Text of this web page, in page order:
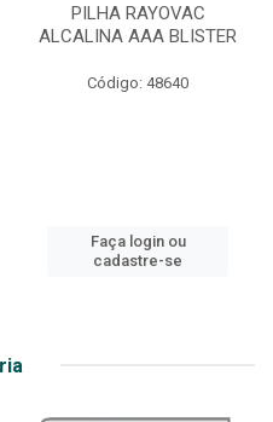
PILHA RAYOVAC
ALCALINA AAA BLISTER
Código: 48640
Faça login ou
cadastre-se